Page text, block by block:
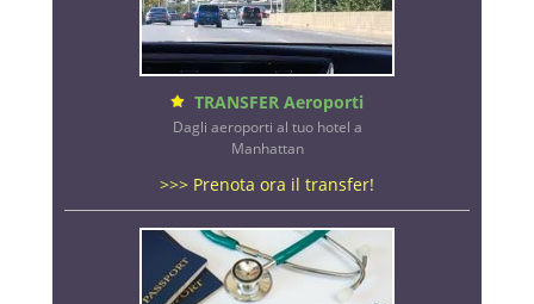
TRANSFER Aeroporti
Dagli aeroporti al tuo hotel a
Manhattan
>>> Prenota ora il transfer!